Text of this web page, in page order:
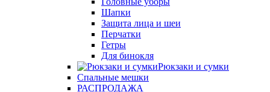
Шапки
Защита лица и шеи
Перчатки
Гетры
Для бинокля
Рюкзаки и сумки
Спальные мешки
РАСПРОДАЖА